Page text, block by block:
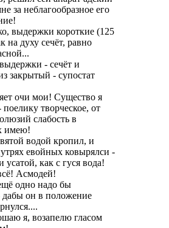
за неблагообразное его
выдержки короткие (125
на духу сечёт, равно
- сечёт и
закрытый - супостат
очи мои! Существо я
творческое, от
слабость в
имею!
водой кропил, и
евойных ковырялси -
усатой, как с гуся вода!
Асмодей!
одно надо бы
дабы он в положение
я, возапелю гласом